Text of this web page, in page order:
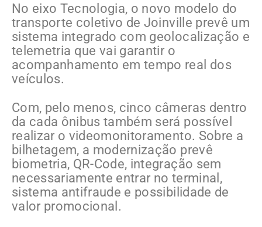
No eixo Tecnologia, o novo modelo do
transporte coletivo de Joinville prevê um
sistema integrado com geolocalização e
telemetria que vai garantir o
acompanhamento em tempo real dos
veículos.
Com, pelo menos, cinco câmeras dentro
da cada ônibus também será possível
realizar o videomonitoramento. Sobre a
bilhetagem, a modernização prevê
biometria, QR-Code, integração sem
necessariamente entrar no terminal,
sistema antifraude e possibilidade de
valor promocional.